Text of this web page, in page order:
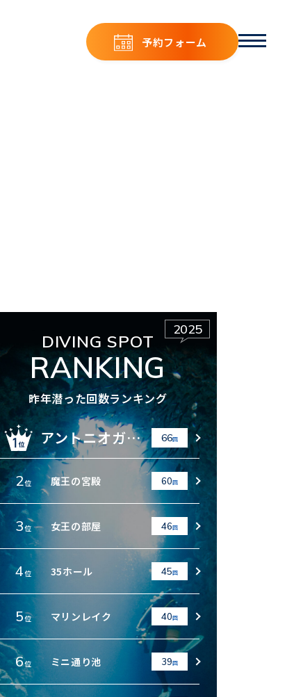
予約フォーム
2025
DIVING SPOT
RANKING
昨年潜った回数ランキング
アントニオガウディ 66回
2位 魔王の宮殿 60回
3位 女王の部屋 46回
4位 35ホール 45回
5位 マリンレイク 40回
6位 ミニ通り池 39回